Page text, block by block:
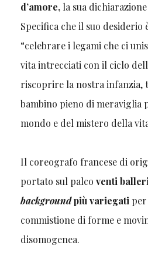
d’amore,la sua dichiarazione
Specifica che il suo desiderio
“celebrare i legami che ci
vita intrecciati con il ciclo
riscoprire la nostra infanzia,
bambino pieno di meraviglia
mondo e del mistero della
Il coreografo francese di
portato sul palco venti
backgroundpiù variegati
commistione di forme e
disomogenea.